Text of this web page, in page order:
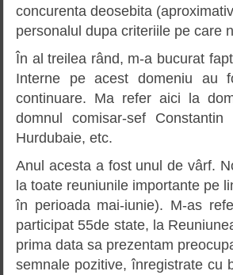
concurenta deosebita
personalul dupa criteriile pe care
În al treilea rând, m-a bucurat
Interne pe acest domeniu au
continuare. Ma refer aici la
domnul comisar-sef
Hurdubaie, etc.
Anul acesta a fost unul de vârf.
la toate reuniunile importante pe
în perioada mai-iunie). M-as
participat 55de state, la
prima data sa prezentam
semnale pozitive, înregistrate cu